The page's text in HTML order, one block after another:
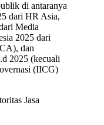
di antaranya
dari HR Asia,
Media
2025 dari
dan
2025 (kecuali
(IICG)
Jasa